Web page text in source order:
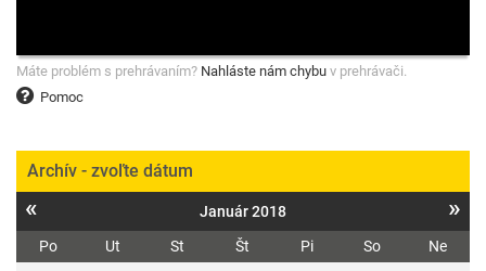
Pomoc
Máte problém s prehrávaním? Nahláste nám chybu v prehrávači.
Archív - zvoľte dátum
« Január 2018 »
Po Ut St Št Pi So
Ne